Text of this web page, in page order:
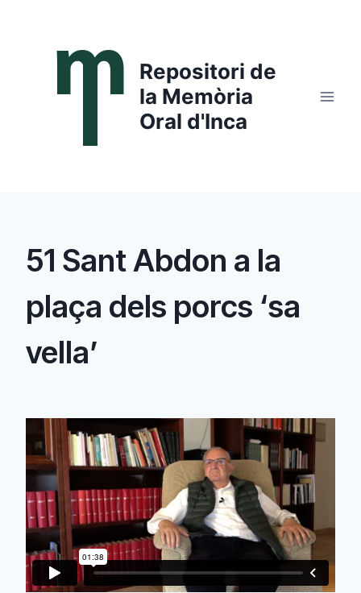
contenido
Repositori de
la Memòria
Oral d'Inca
51 Sant Abdon a la
plaça dels porcs ‘sa
vella’